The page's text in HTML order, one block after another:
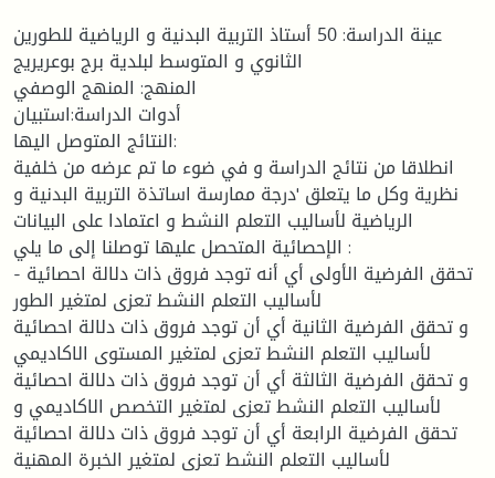
عينة الدراسة: 50 أستاذ التربية البدنية و الرياضية للطورين
الثانوي و المتوسط لبلدية برج بوعريريج
المنهج: المنهج الوصفي
أدوات الدراسة:استبيان
النتائج المتوصل اليها:
انطلاقا من نتائج الدراسة و في ضوء ما تم عرضه من خلفية
نظرية وكل ما يتعلق 'درجة ممارسة اساتذة التربية البدنية و
الرياضية لأساليب التعلم النشط و اعتمادا على البيانات
الإحصائية المتحصل عليها توصلنا إلى ما يلي :
- تحقق الفرضية الأولى أي أنه توجد فروق ذات دلالة احصائية
لأساليب التعلم النشط تعزى لمتغير الطور
و تحقق الفرضية الثانية أي أن توجد فروق ذات دلالة احصائية
لأساليب التعلم النشط تعزى لمتغير المستوى الاكاديمي
و تحقق الفرضية الثالثة أي أن توجد فروق ذات دلالة احصائية
لأساليب التعلم النشط تعزى لمتغير التخصص الاكاديمي و
تحقق الفرضية الرابعة أي أن توجد فروق ذات دلالة احصائية
لأساليب التعلم النشط تعزى لمتغير الخبرة المهنية